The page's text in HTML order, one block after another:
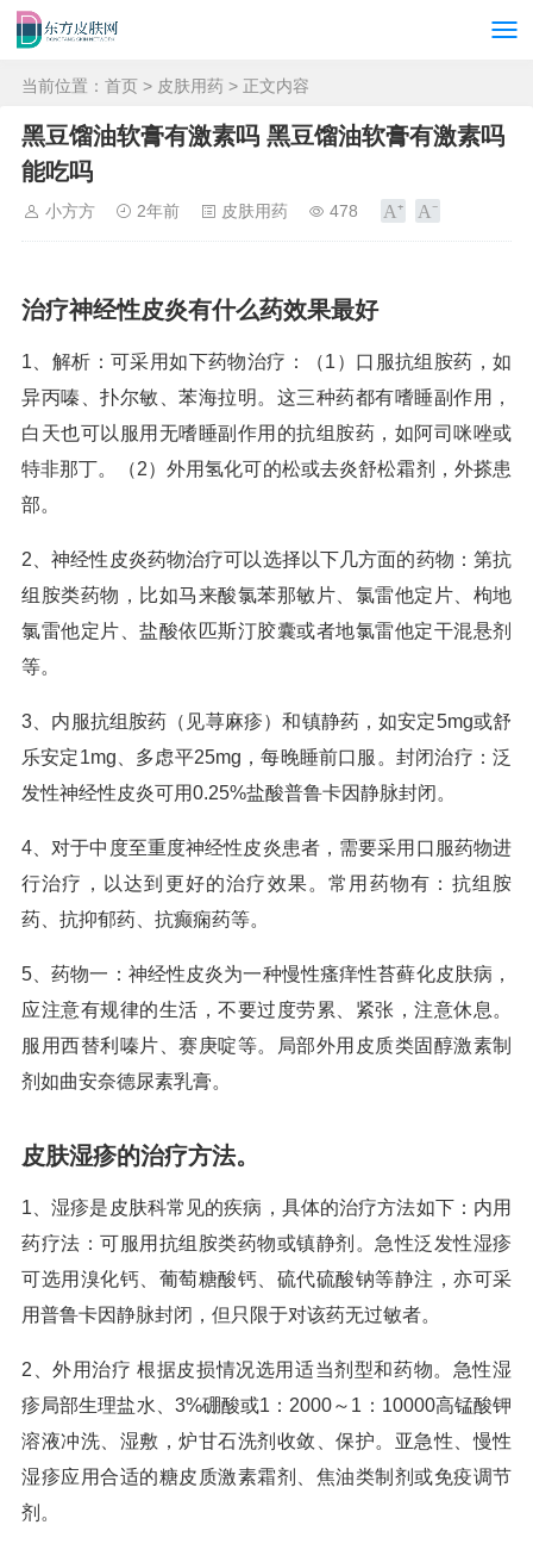
当前位置： 首页 > 皮肤用药 > 正文内容
黑豆馏油软膏有激素吗 黑豆馏油软膏有激素吗
能吃吗
小方方 2年前 皮肤用药 478
治疗神经性皮炎有什么药效果最好
1、解析：可采用如下药物治疗：（1）口服抗组胺药，如
异丙嗪、扑尔敏、苯海拉明。这三种药都有嗜睡副作用，
白天也可以服用无嗜睡副作用的抗组胺药，如阿司咪唑或
特非那丁。（2）外用氢化可的松或去炎舒松霜剂，外搽患
部。
2、神经性皮炎药物治疗可以选择以下几方面的药物：第抗
组胺类药物，比如马来酸氯苯那敏片、氯雷他定片、枸地
氯雷他定片、盐酸依匹斯汀胶囊或者地氯雷他定干混悬剂
等。
3、内服抗组胺药（见荨麻疹）和镇静药，如安定5mg或舒
乐安定1mg、多虑平25mg，每晚睡前口服。封闭治疗：泛
发性神经性皮炎可用0.25%盐酸普鲁卡因静脉封闭。
4、对于中度至重度神经性皮炎患者，需要采用口服药物进
行治疗，以达到更好的治疗效果。常用药物有：抗组胺
药、抗抑郁药、抗癫痫药等。
5、药物一：神经性皮炎为一种慢性瘙痒性苔藓化皮肤病，
应注意有规律的生活，不要过度劳累、紧张，注意休息。
服用西替利嗪片、赛庚啶等。局部外用皮质类固醇激素制
剂如曲安奈德尿素乳膏。
皮肤湿疹的治疗方法。
1、湿疹是皮肤科常见的疾病，具体的治疗方法如下：内用
药疗法：可服用抗组胺类药物或镇静剂。急性泛发性湿疹
可选用溴化钙、葡萄糖酸钙、硫代硫酸钠等静注，亦可采
用普鲁卡因静脉封闭，但只限于对该药无过敏者。
2、外用治疗 根据皮损情况选用适当剂型和药物。急性湿
疹局部生理盐水、3%硼酸或1：2000～1：10000高锰酸钾
溶液冲洗、湿敷，炉甘石洗剂收敛、保护。亚急性、慢性
湿疹应用合适的糖皮质激素霜剂、焦油类制剂或免疫调节
剂。